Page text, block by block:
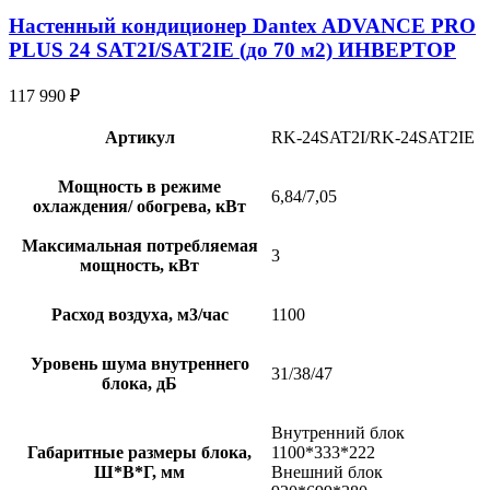
Настенный кондиционер Dantex ADVANCE PRO
PLUS 24 SAT2I/SAT2IE (до 70 м2) ИНВЕРТОР
117 990 ₽
Артикул RK-24SAT2I/RK-24SAT2IE
Мощность в режиме
охлаждения/ обогрева, кВт
6,84/7,05
Максимальная потребляемая
мощность, кВт
3
Расход воздуха, м3/час 1100
Уровень шума внутреннего
блока, дБ
31/38/47
Габаритные размеры блока,
Ш*В*Г, мм
Внутренний блок
1100*333*222
Внешний блок